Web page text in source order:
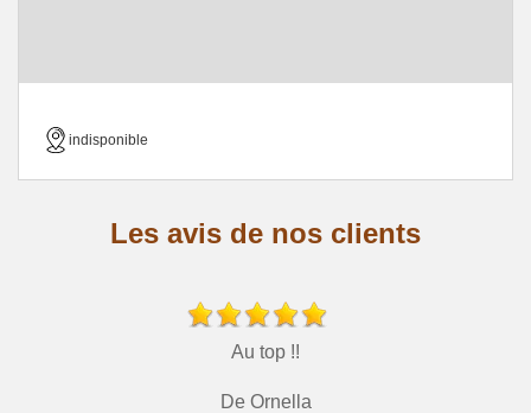
indisponible
Les avis de nos clients
Au top !!
De Ornella